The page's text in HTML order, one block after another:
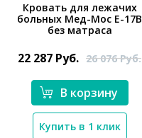
*}
Кровать для лежачих
больных Мед-Мос Е-17В
без матраса
22 287 Руб. 26 076Руб.
В корзину
Купить в 1 клик